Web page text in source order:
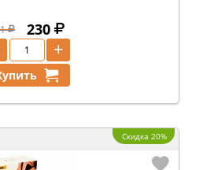
230
+
Скидка 20%